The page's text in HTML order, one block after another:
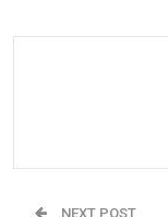
NEXT POST